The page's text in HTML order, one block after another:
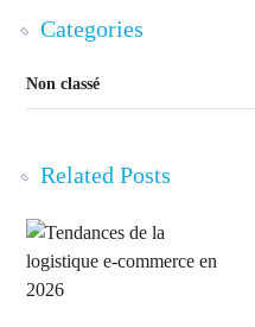
Categories
Non classé
Related Posts